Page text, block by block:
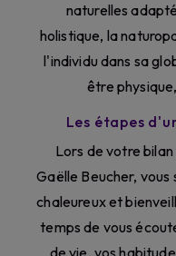
naturelles
holistique, la
l'individu dans sa
être
Les étapes
Lors de votre
Gaëlle Beucher, vous
chaleureux et
temps de vous